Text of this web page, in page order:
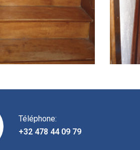
Téléphone:
+32 478 44 09 79